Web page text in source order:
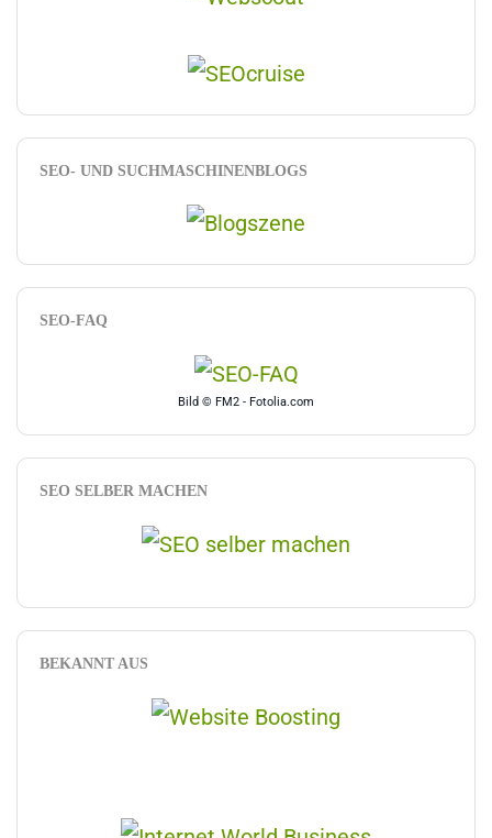
SEO- UND SUCHMASCHINENBLOGS
SEO-FAQ
Bild © FM2 - Fotolia.com
SEO SELBER MACHEN
BEKANNT AUS